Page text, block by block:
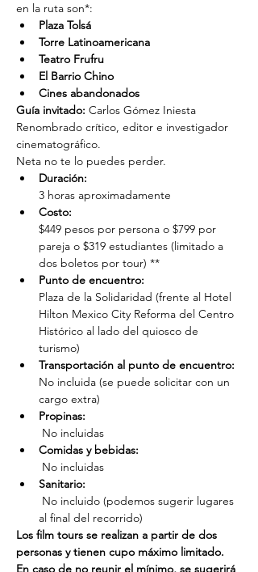
en la ruta son*:
Plaza Tolsá
Torre Latinoamericana
Teatro Frufru
El Barrio Chino
Cines abandonados
Guía invitado: Carlos Gómez Iniesta
Renombrado crítico, editor e investigador
cinematográfico.
Neta no te lo puedes perder.
Duración:
3 horas aproximadamente
Costo:
$449 pesos por persona o $799 por
pareja o $319 estudiantes (limitado a
dos boletos por tour) **
Punto de encuentro:
Plaza de la Solidaridad (frente al Hotel
Hilton Mexico City Reforma del Centro
Histórico al lado del quiosco de
turismo)
Transportación al punto de encuentro:
No incluida (se puede solicitar con un
cargo extra)
Propinas:
No incluidas
Comidas y bebidas:
No incluidas
Sanitario:
al final del recorrido)
Los film tours se realizan a partir de dos
personas y tienen cupo máximo limitado.
En caso de no reunir el mínimo, se sugerirá